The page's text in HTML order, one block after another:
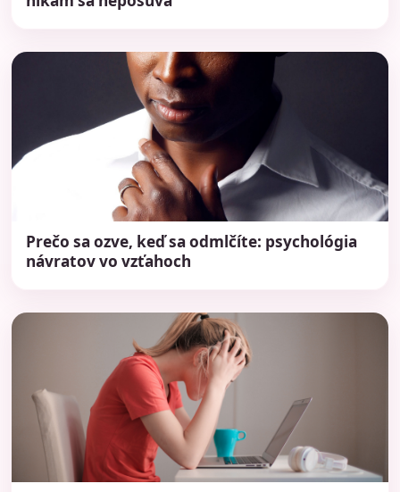
Prečo sa ozve, keď sa odmlčíte: psychológia
návratov vo vzťahoch